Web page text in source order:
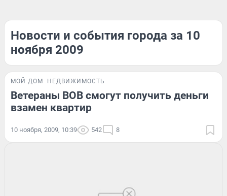
Новости и события города за 10
ноября 2009
МОЙ ДОМ НЕДВИЖИМОСТЬ
Ветераны ВОВ смогут получить деньги
взамен квартир
10 ноября, 2009, 10:39 542 8